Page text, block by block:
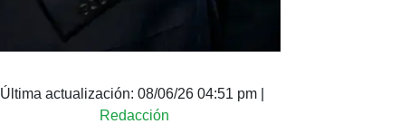
Última actualización: 08/06/26 04:51 pm
Redacción